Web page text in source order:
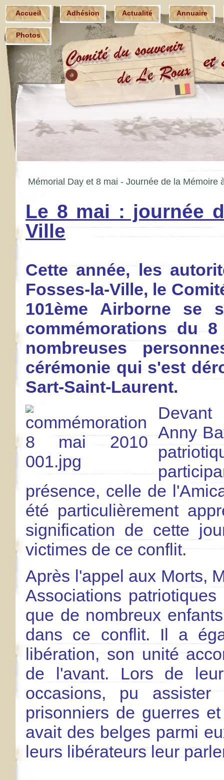
Accueil Adhésion Actualité Annuaire
Photos
Mémorial Day et 8 mai - Journée de la Mémoire
Le 8 mai : journée
Ville
Cette année, les
Fosses-la-Ville, le
101ème Airborne se
commémorations du
nombreuses
cérémonie qui s'est
Sart-Saint-Laurent.
Devant
Anny
présence, celle de
été particulièrement
signification de cette
victimes de ce conflit.
Après l'appel aux Morts,
Associations
que de nombreux
dans ce conflit. Il a
libération, son unité
de l'avant. Lors de
occasions, pu
prisonniers de guerres
avait des belges parmi
leurs libérateurs leur